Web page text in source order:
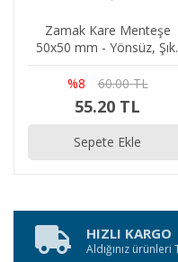
Zamak Kare Menteşe
50x50 mm - Yönsüz, Şık,
Kapak Menteşesi
%8 60.00 TL
55.20 TL
Sepete Ekle
HIZLI KARGO